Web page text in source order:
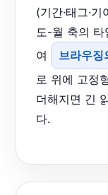
(기간·태그·
도-월 축의
여
브라우징
로 위에 고정
더해지면 긴
다.